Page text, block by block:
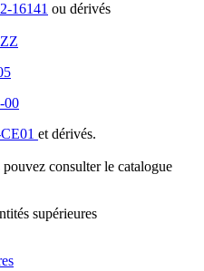
16141 ou dérivés
00
et dérivés.
pouvez consulter le catalogue
supérieures